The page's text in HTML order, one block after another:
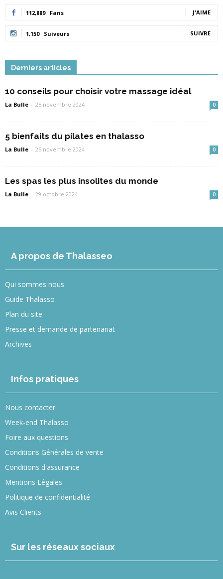
112,889 Fans J'AIME
1,150 Suiveurs SUIVRE
Derniers articles
10 conseils pour choisir votre massage idéal
La Bulle - 25 novembre 2024 0
5 bienfaits du pilates en thalasso
La Bulle - 25 novembre 2024 0
Les spas les plus insolites du monde
La Bulle - 29 octobre 2024 0
A propos de Thalasseo
Qui sommes nous
Guide Thalasso
Plan du site
Presse et demande de partenariat
Archives
Infos pratiques
Nous contacter
Week-end Thalasso
Foire aux questions
Conditions Générales de vente
Conditions d'assurance
Mentions Légales
Politique de confidentialité
Avis Clients
Sur les réseaux sociaux